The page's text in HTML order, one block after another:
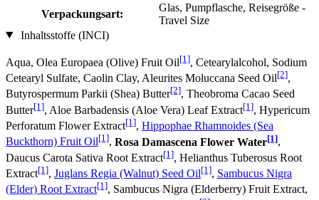
Verpackungsart:
Glas, Pumpflasche, Reisegröße -
Travel Size
Inhaltsstoffe (INCI)
Aqua, Olea Europaea (Olive) Fruit Oil[1], Cetearylalcohol, Sodium
Cetearyl Sulfate, Caolin Clay, Aleurites Moluccana Seed Oil[2],
Butyrospermum Parkii (Shea) Butter[2], Theobroma Cacao Seed
Butter[1], Aloe Barbadensis (Aloe Vera) Leaf Extract[1], Hypericum
Perforatum Flower Extract[1], Hippophae Rhamnoides (Sea
Buckthorn) Fruit Oil[1], Rosa Damascena Flower Water[1],
Daucus Carota Sativa Root Extract[1], Helianthus Tuberosus Root
Extract[1], Juglans Regia (Walnut) Seed Oil[1], Sambucus Nigra
(Elder) Root Extract[1], Sambucus Nigra (Elderberry) Fruit Extract,